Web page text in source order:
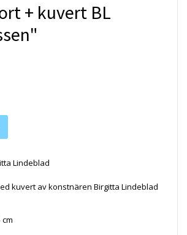
+ kuvert BL
Lindeblad
kuvert av konstnären Birgitta Lindeblad
cm